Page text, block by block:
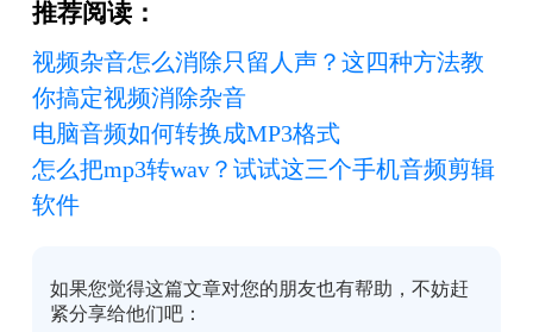
推荐阅读：
视频杂音怎么消除只留人声？这四种方法教
你搞定视频消除杂音
电脑音频如何转换成MP3格式
怎么把mp3转wav？试试这三个手机音频剪辑
软件
如果您觉得这篇文章对您的朋友也有帮助，不妨赶
紧分享给他们吧：